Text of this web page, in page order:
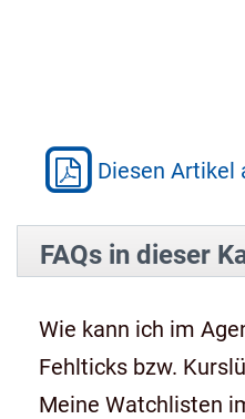
Diesen Artikel
FAQs in dieser
Wie kann ich im
Fehlticks bzw.
Meine Watchlisten